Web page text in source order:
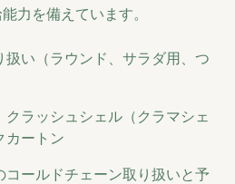
力を備えています。
い（ラウンド、サラダ用、つ
ラッシュシェル（クラマシェ
カートン
ールドチェーン取り扱いと予